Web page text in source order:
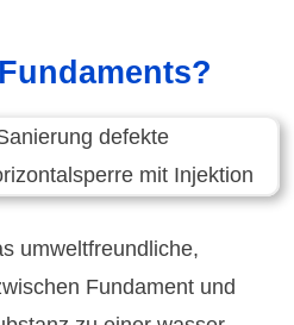
umwelt­freund­liche,
Funda­ment und